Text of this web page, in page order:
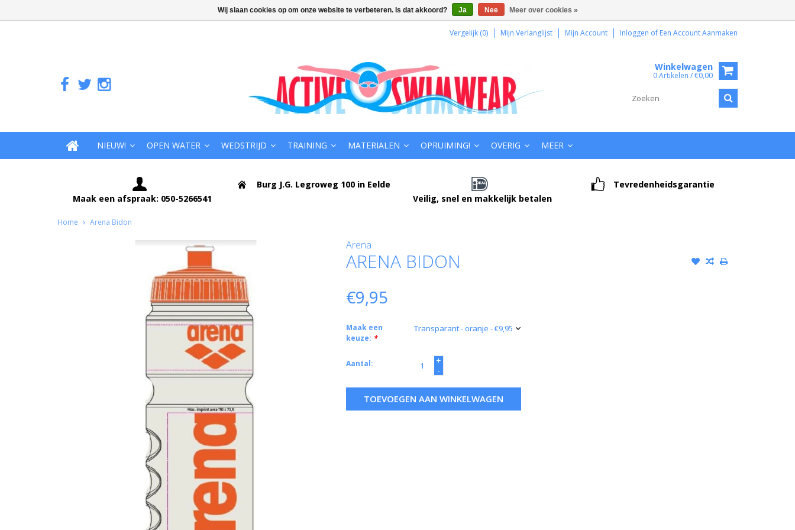
Vergelijk (0) Mijn Verlanglijst Mijn Account Inloggen of Een Account Aanmaken
Winkelwagen
0 Artikelen / €0,00
NIEUW! OPEN WATER WEDSTRIJD TRAINING MATERIALEN OPRUIMING! OVERIG MEER
Maak een afspraak: 050-5266541
Burg J.G. Legroweg 100 in Eelde
Veilig, snel en makkelijk betalen
Tevredenheidsgarantie
Home Arena Bidon
Arena
ARENA BIDON
€9,95
Maak een
keuze: *
Aantal:
+
-
TOEVOEGEN AAN WINKELWAGEN
Wij slaan cookies op om onze website te verbeteren. Is dat akkoord? Ja Nee Meer over cookies »